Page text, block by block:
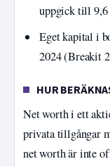
uppgick till
Eget kapital i
2024 (Breakit
HUR
Net worth i ett
privata tillgångar
net worth är inte